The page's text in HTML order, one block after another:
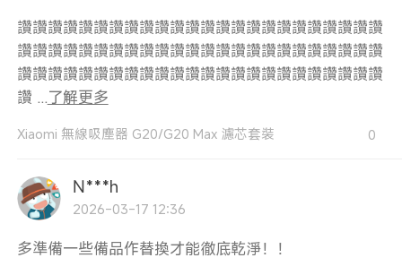
讚讚讚讚讚讚讚讚讚讚讚讚讚讚讚讚讚讚讚讚讚讚讚讚
讚讚讚讚讚讚讚讚讚讚讚讚讚讚讚讚讚讚讚讚讚讚讚讚
讚讚讚讚讚讚讚讚讚讚讚讚讚讚讚讚讚讚讚讚讚讚讚讚
讚 ...了解更多
Xiaomi 無線吸塵器 G20/G20 Max 濾芯套裝 0
N***h
2026-03-17 12:36
多準備一些備品作替換才能徹底乾淨！！